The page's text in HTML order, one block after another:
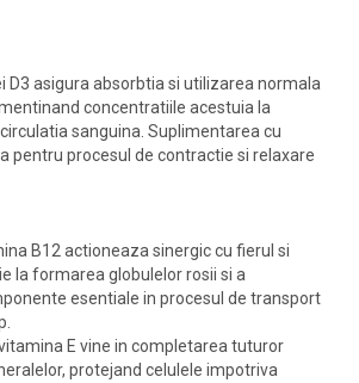
D3 asigura absorbtia si utilizarea normala
concentratiile acestuia la
sanguina. Suplimentarea cu
pentru procesul de contractie si relaxare
B12 actioneaza sinergic cu fierul si
la formarea globulelor rosii si a
esentiale in procesul de transport
E vine in completarea tuturor
protejand celulele impotriva